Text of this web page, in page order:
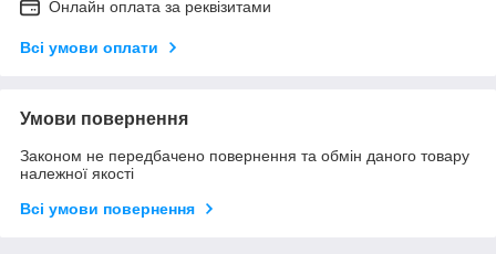
Онлайн оплата за реквізитами
Всі умови оплати
Умови повернення
Законом не передбачено повернення та обмін даного товару
належної якості
Всі умови повернення